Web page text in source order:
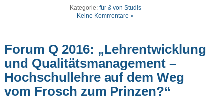
Kategorie: für & von Studis
Keine Kommentare »
Forum Q 2016: „Lehrentwicklung
und Qualitätsmanagement –
Hochschullehre auf dem Weg
vom Frosch zum Prinzen?“